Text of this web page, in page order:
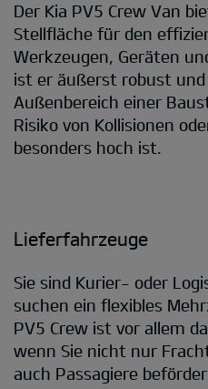
Der Kia PV5 Crew Van
Stellfläche für den
Werkzeugen, Geräten
ist er äußerst robust
Außenbereich einer
Risiko von Kollisionen
besonders hoch ist.
Lieferfahrzeuge
Sie sind Kurier- oder
suchen ein flexibles
PV5 Crew ist vor allem
wenn Sie nicht nur
auch Passagiere